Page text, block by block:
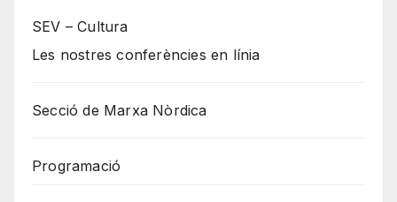
SEV – Cultura
Les nostres conferències en línia
Secció de Marxa Nòrdica
Programació